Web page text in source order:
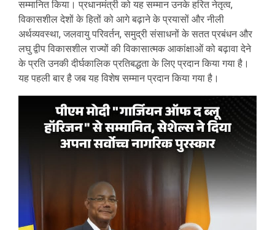
सम्मानित किया। प्रधानमंत्री को यह सम्मान उनके हरित नेतृत्व,
विकासशील देशों के हितों को आगे बढ़ाने के प्रयासों और नीली
अर्थव्यवस्था, जलवायु परिवर्तन, समुद्री संसाधनों के सतत प्रबंधन और
लघु द्वीप विकासशील राज्यों की विकासात्मक आकांक्षाओं को बढ़ावा देने
के प्रति उनकी दीर्घकालिक प्रतिबद्धता के लिए प्रदान किया गया है।
यह पहली बार है जब यह विशेष सम्मान प्रदान किया गया है।